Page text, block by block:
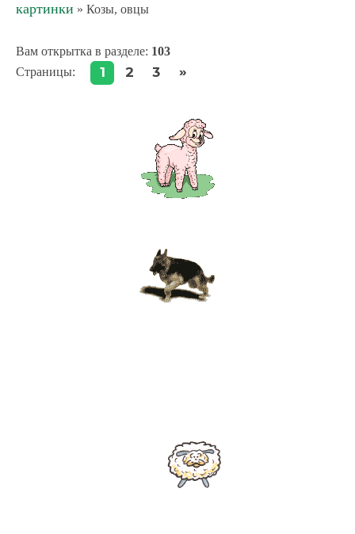
картинки » Козы, овцы
Вам открытка в разделе: 103
Страницы: 1 2 3 »